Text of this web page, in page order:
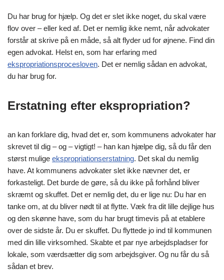
Du har brug for hjælp. Og det er slet ikke noget, du skal være
flov over – eller ked af. Det er nemlig ikke nemt, når advokater
forstår at skrive på en måde, så alt flyder ud for øjnene. Find din
egen advokat. Helst en, som har erfaring med
ekspropriationsprocesloven. Det er nemlig sådan en advokat,
du har brug for.
Erstatning efter ekspropriation?
an kan forklare dig, hvad det er, som kommunens advokater har
skrevet til dig – og – vigtigt! – han kan hjælpe dig, så du får den
størst mulige ekspropriationserstatning. Det skal du nemlig
have. At kommunens advokater slet ikke nævner det, er
forkasteligt. Det burde de gøre, så du ikke på forhånd bliver
skræmt og skuffet. Det er nemlig det, du er lige nu: Du har en
tanke om, at du bliver nødt til at flytte. Væk fra dit lille dejlige hus
og den skønne have, som du har brugt timevis på at etablere
over de sidste år. Du er skuffet. Du flyttede jo ind til kommunen
med din lille virksomhed. Skabte et par nye arbejdspladser for
lokale, som værdsætter dig som arbejdsgiver. Og nu får du så
sådan et brev.